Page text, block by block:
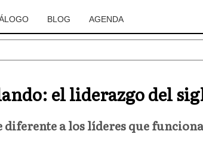
BLOG AGENDA
el liderazgo del
diferente a los líderes que